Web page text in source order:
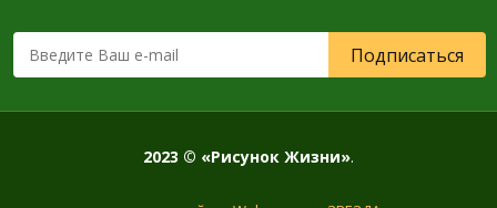
2023 © «Рисунок Жизни».